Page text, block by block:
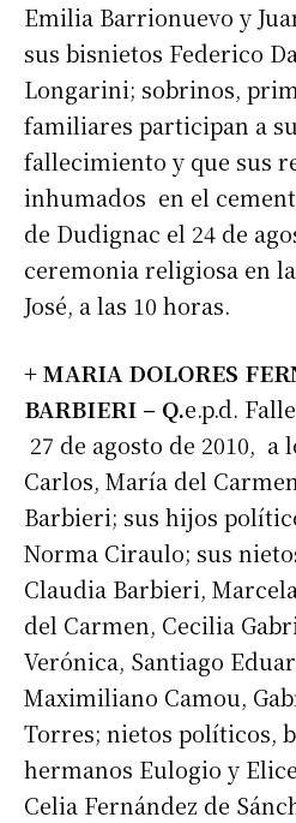
Emilia Barrionuevo y
sus bisnietos Federico
Longarini; sobrinos,
familiares participan a
fallecimiento y que sus
inhumados en el
de Dudignac el 24 de
ceremonia religiosa en
José, a las 10 horas.
+ MARIA DOLORES
BARBIERI – Q.e.p.d.
27 de agosto de 2010, a
Carlos, María del
Barbieri; sus hijos
Norma Ciraulo; sus
Claudia Barbieri,
del Carmen, Cecilia
Verónica, Santiago
Maximiliano Camou,
Torres; nietos políticos,
hermanos Eulogio y
Celia Fernández de